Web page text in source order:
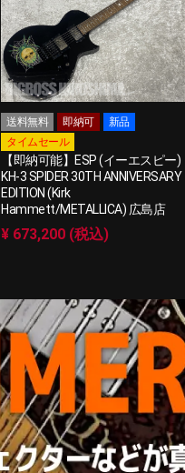
送料無料 即納可 新品
タイムセール
【即納可能】ESP (イーエスピー)
KH-3 SPIDER 30TH ANNIVERSARY
EDITION (Kirk
Hammett/METALLICA) 広島店
¥ 673,200 (税込)